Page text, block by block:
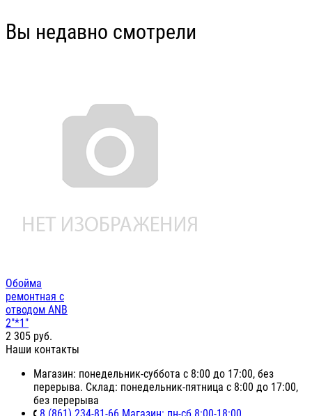
Вы недавно смотрели
Обойма
ремонтная с
отводом ANB
2"*1"
2 305 руб.
Наши контакты
Магазин: понедельник-суббота с 8:00 до 17:00, без
перерыва. Склад: понедельник-пятница с 8:00 до 17:00,
без перерыва